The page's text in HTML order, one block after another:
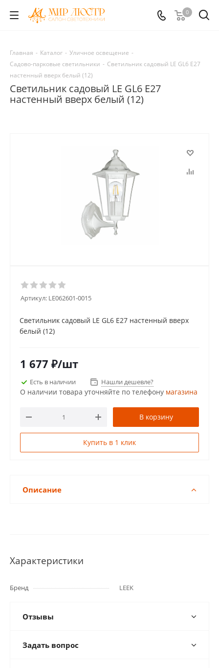
0
Главная - Каталог - Уличное освещение -
Садово-парковые светильники - Светильник садовый LE GL6 E27
настенный вверх белый (12)
Светильник садовый LE GL6 E27
настенный вверх белый (12)
Артикул: LE062601-0015
Светильник садовый LE GL6 E27 настенный вверх
белый (12)
1 677 ₽/шт
Есть в наличии Нашли дешевле?
О наличии товара уточняйте по телефону магазина
В корзину
Купить в 1 клик
Описание
Характеристики
Бренд LEEK
Отзывы
Задать вопрос